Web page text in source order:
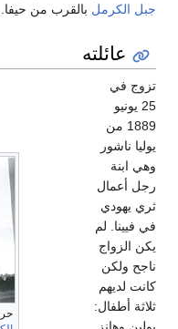
جبل الكرمل بالقرب من حيفا.
عائلته
تزوج في
25 يونيو
1889 من
يوليا ناشور
وهي ابنة
رجل أعمال
ثري يهودي
في فيينا. لم
يكن الزواج
ناجح ولكن
كانت لديهم
ثلاثة أطفال: